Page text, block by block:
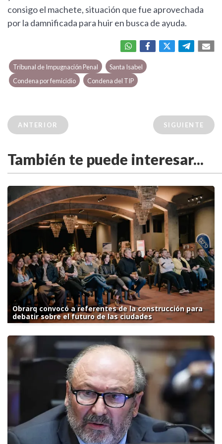
consigo el machete, situación que fue aprovechada
por la damnificada para huir en busca de ayuda.
Tribunal de Impugnación Penal
Santa Isabel
Condena por femicidio
Condena del TIP
ANTERIOR SIGUIENTE
También te puede interesar...
Obrarq convocó a referentes de la construcción para
debatir sobre el futuro de las ciudades